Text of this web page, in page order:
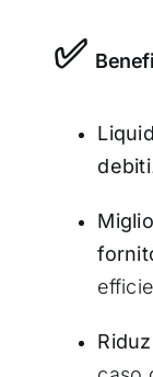
✅
debiti